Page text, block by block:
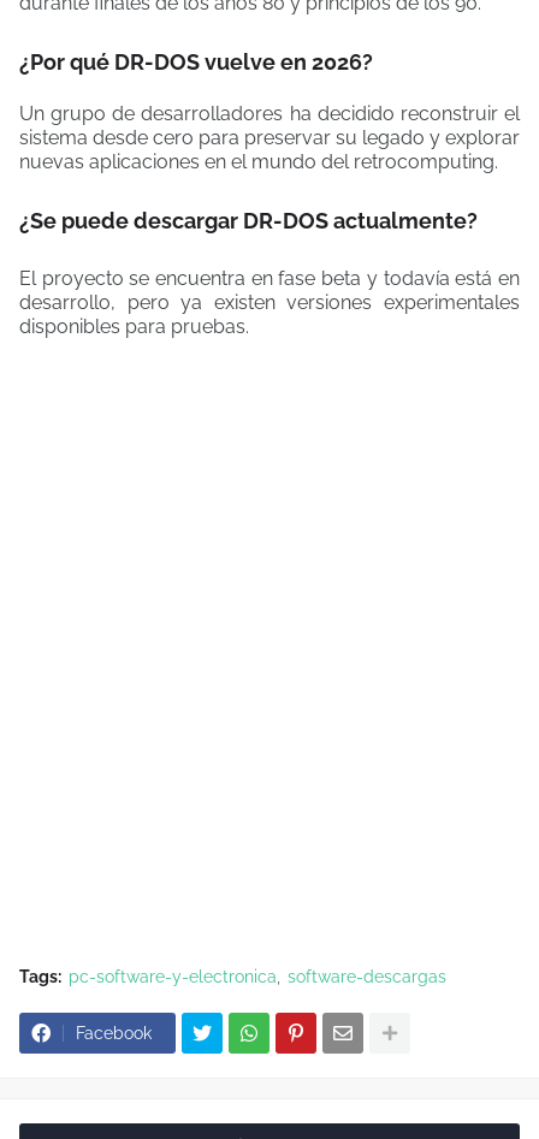
¿Por qué DR-DOS vuelve en 2026?
Un grupo de desarrolladores ha decidido reconstruir el
sistema desde cero para preservar su legado y explorar
nuevas aplicaciones en el mundo del retrocomputing.
¿Se puede descargar DR-DOS actualmente?
El proyecto se encuentra en fase beta y todavía está en
desarrollo, pero ya existen versiones experimentales
disponibles para pruebas.
Tags: pc-software-y-electronica software-descargas
Facebook